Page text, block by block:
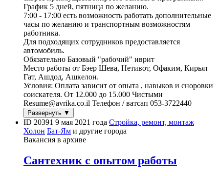
График 5 дней, пятница по желанию.
7:00 - 17:00 есть возможность работать дополнительные
часы по желанию и транспортным возможностям
работника.
Для подходящих сотрудников предоставляется
автомобиль.
Обязательно Базовый "рабочий" иврит
Место работы от Бэер Шева, Нетивот, Офаким, Кирьят
Гат, Ашдод, Ашкелон.
Условия: Оплата зависит от опыта , навыков и сноровки
соискателя. От 12.000 до 15.000 Чистыми
Resume@avrika.co.il Телефон / ватсап 053-3722440
Развернуть ▼
ID 20391 9 мая 2021 года Стройка, ремонт, монтаж
Холон Бат-Ям и другие города
Вакансия в архиве
Сантехник с опытом работы